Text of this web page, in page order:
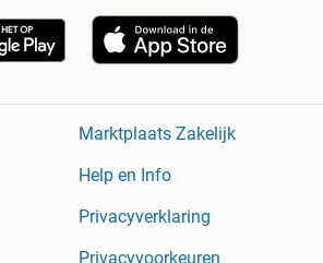
Marktplaats Zakelijk
Help en Info
Privacyverklaring
Privacyvoorkeuren